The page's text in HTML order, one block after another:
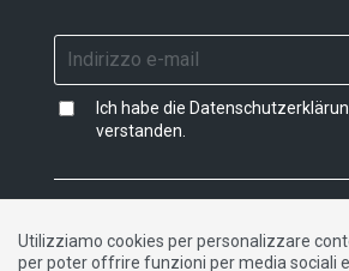
Ich habe die
verstanden.
Contatto
Utilizziamo cookies per personalizzare
per poter offrire funzioni per media sociali